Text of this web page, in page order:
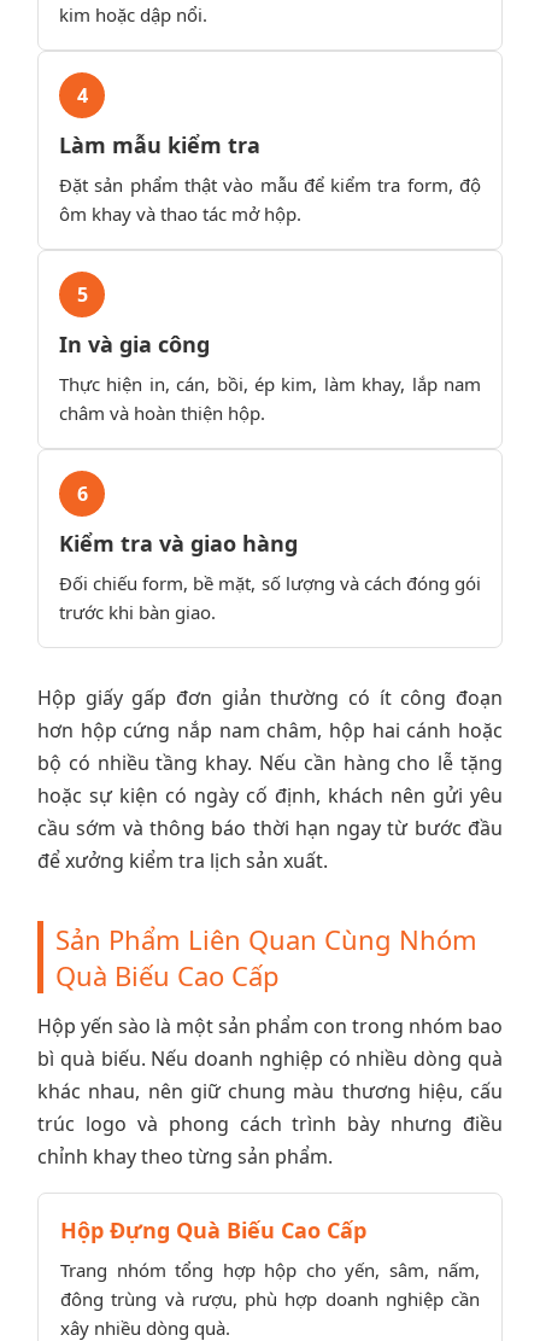
kim hoặc dập nổi.
4
Làm mẫu kiểm tra
Đặt sản phẩm thật vào mẫu để kiểm tra form, độ
ôm khay và thao tác mở hộp.
5
In và gia công
Thực hiện in, cán, bồi, ép kim, làm khay, lắp nam
châm và hoàn thiện hộp.
6
Kiểm tra và giao hàng
Đối chiếu form, bề mặt, số lượng và cách đóng gói
trước khi bàn giao.
Hộp giấy gấp đơn giản thường có ít công đoạn
hơn hộp cứng nắp nam châm, hộp hai cánh hoặc
bộ có nhiều tầng khay. Nếu cần hàng cho lễ tặng
hoặc sự kiện có ngày cố định, khách nên gửi yêu
cầu sớm và thông báo thời hạn ngay từ bước đầu
để xưởng kiểm tra lịch sản xuất.
Sản Phẩm Liên Quan Cùng Nhóm
Quà Biếu Cao Cấp
Hộp yến sào là một sản phẩm con trong nhóm bao
bì quà biếu. Nếu doanh nghiệp có nhiều dòng quà
khác nhau, nên giữ chung màu thương hiệu, cấu
trúc logo và phong cách trình bày nhưng điều
chỉnh khay theo từng sản phẩm.
Hộp Đựng Quà Biếu Cao Cấp
Trang nhóm tổng hợp hộp cho yến, sâm, nấm,
đông trùng và rượu, phù hợp doanh nghiệp cần
xây nhiều dòng quà.